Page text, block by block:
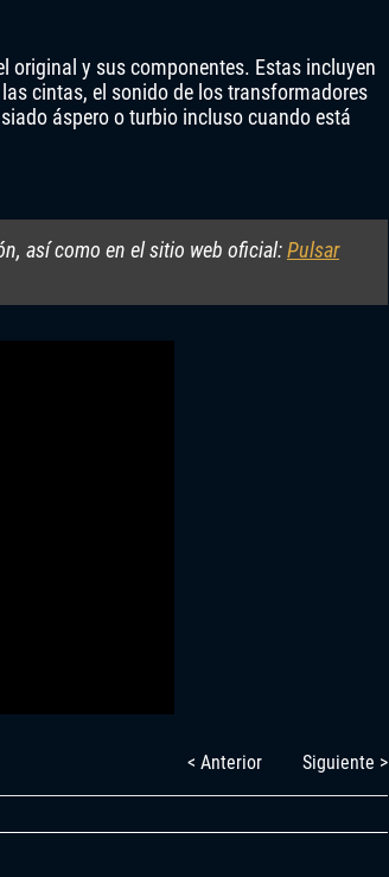
original y sus componentes. Estas incluyen
cintas, el sonido de los transformadores
áspero o turbio incluso cuando está
así como en el sitio web oficial:Pulsar
< Anterior Siguiente >